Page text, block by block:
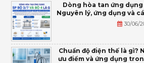
Dòng hòa tan ứng dụng
Nguyên lý, ứng dụng và
30/06/
Chuẩn độ điện thế là gì?
ưu điểm và ứng dụng